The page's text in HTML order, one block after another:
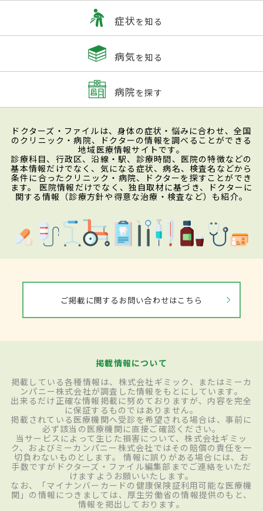
症状を知る
病気を知る
病院を探す
ドクターズ・ファイルは、身体の症状・悩みに合わせ、全国
のクリニック・病院、ドクターの情報を調べることができる
地域医療情報サイトです。
診療科目、行政区、沿線・駅、診療時間、医院の特徴などの
基本情報だけでなく、気になる症状、病名、検査名などから
条件に合ったクリニック・病院、ドクターを探すことができ
ます。 医院情報だけでなく、独自取材に基づき、ドクターに
関する情報（診療方針や得意な治療・検査など）も紹介。
ご掲載に関するお問い合わせはこちら
掲載情報について
掲載している各種情報は、株式会社ギミック、またはミーカ
ンパニー株式会社が調査した情報をもとにしています。
出来るだけ正確な情報掲載に努めておりますが、内容を完全
に保証するものではありません。
掲載されている医療機関へ受診を希望される場合は、事前に
必ず該当の医療機関に直接ご確認ください。
当サービスによって生じた損害について、株式会社ギミッ
ク、およびミーカンパニー株式会社ではその賠償の責任を一
切負わないものとします。 情報に誤りがある場合には、お
手数ですがドクターズ・ファイル編集部までご連絡をいただ
けますようお願いいたします。
なお、「マイナンバーカードの健康保険証利用可能な医療機
関」の情報につきましては、厚生労働省の情報提供のもと、
情報を掲出しております。